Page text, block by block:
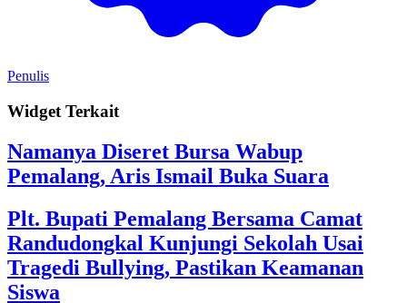
Penulis
Widget Terkait
Namanya Diseret Bursa Wabup
Pemalang, Aris Ismail Buka Suara
Plt. Bupati Pemalang Bersama Camat
Randudongkal Kunjungi Sekolah Usai
Tragedi Bullying, Pastikan Keamanan
Siswa